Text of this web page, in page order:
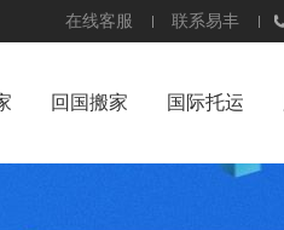
在线客服 联系易丰
回国搬家 国际托运